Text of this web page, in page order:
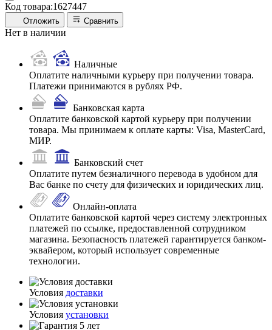
Код товара:1627447
Отложить Сравнить
Нет в наличии
Наличные
Оплатите наличными курьеру при получении товара.
Платежи принимаются в рублях РФ.
Банковская карта
Оплатите банковской картой курьеру при получении
товара. Мы принимаем к оплате карты: Visa, MasterCard,
МИР.
Банковский счет
Оплатите путем безналичного перевода в удобном для
Вас банке по счету для физических и юридических лиц.
Онлайн-оплата
Оплатите банковской картой через систему электронных
платежей по ссылке, предоставленной сотрудником
магазина. Безопасность платежей гарантируется банком-
эквайером, который использует современные
технологии.
Условия доставки
Условия установки